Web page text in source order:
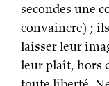
secondes une
convaincre) ;
laisser leur
leur plaît, hors